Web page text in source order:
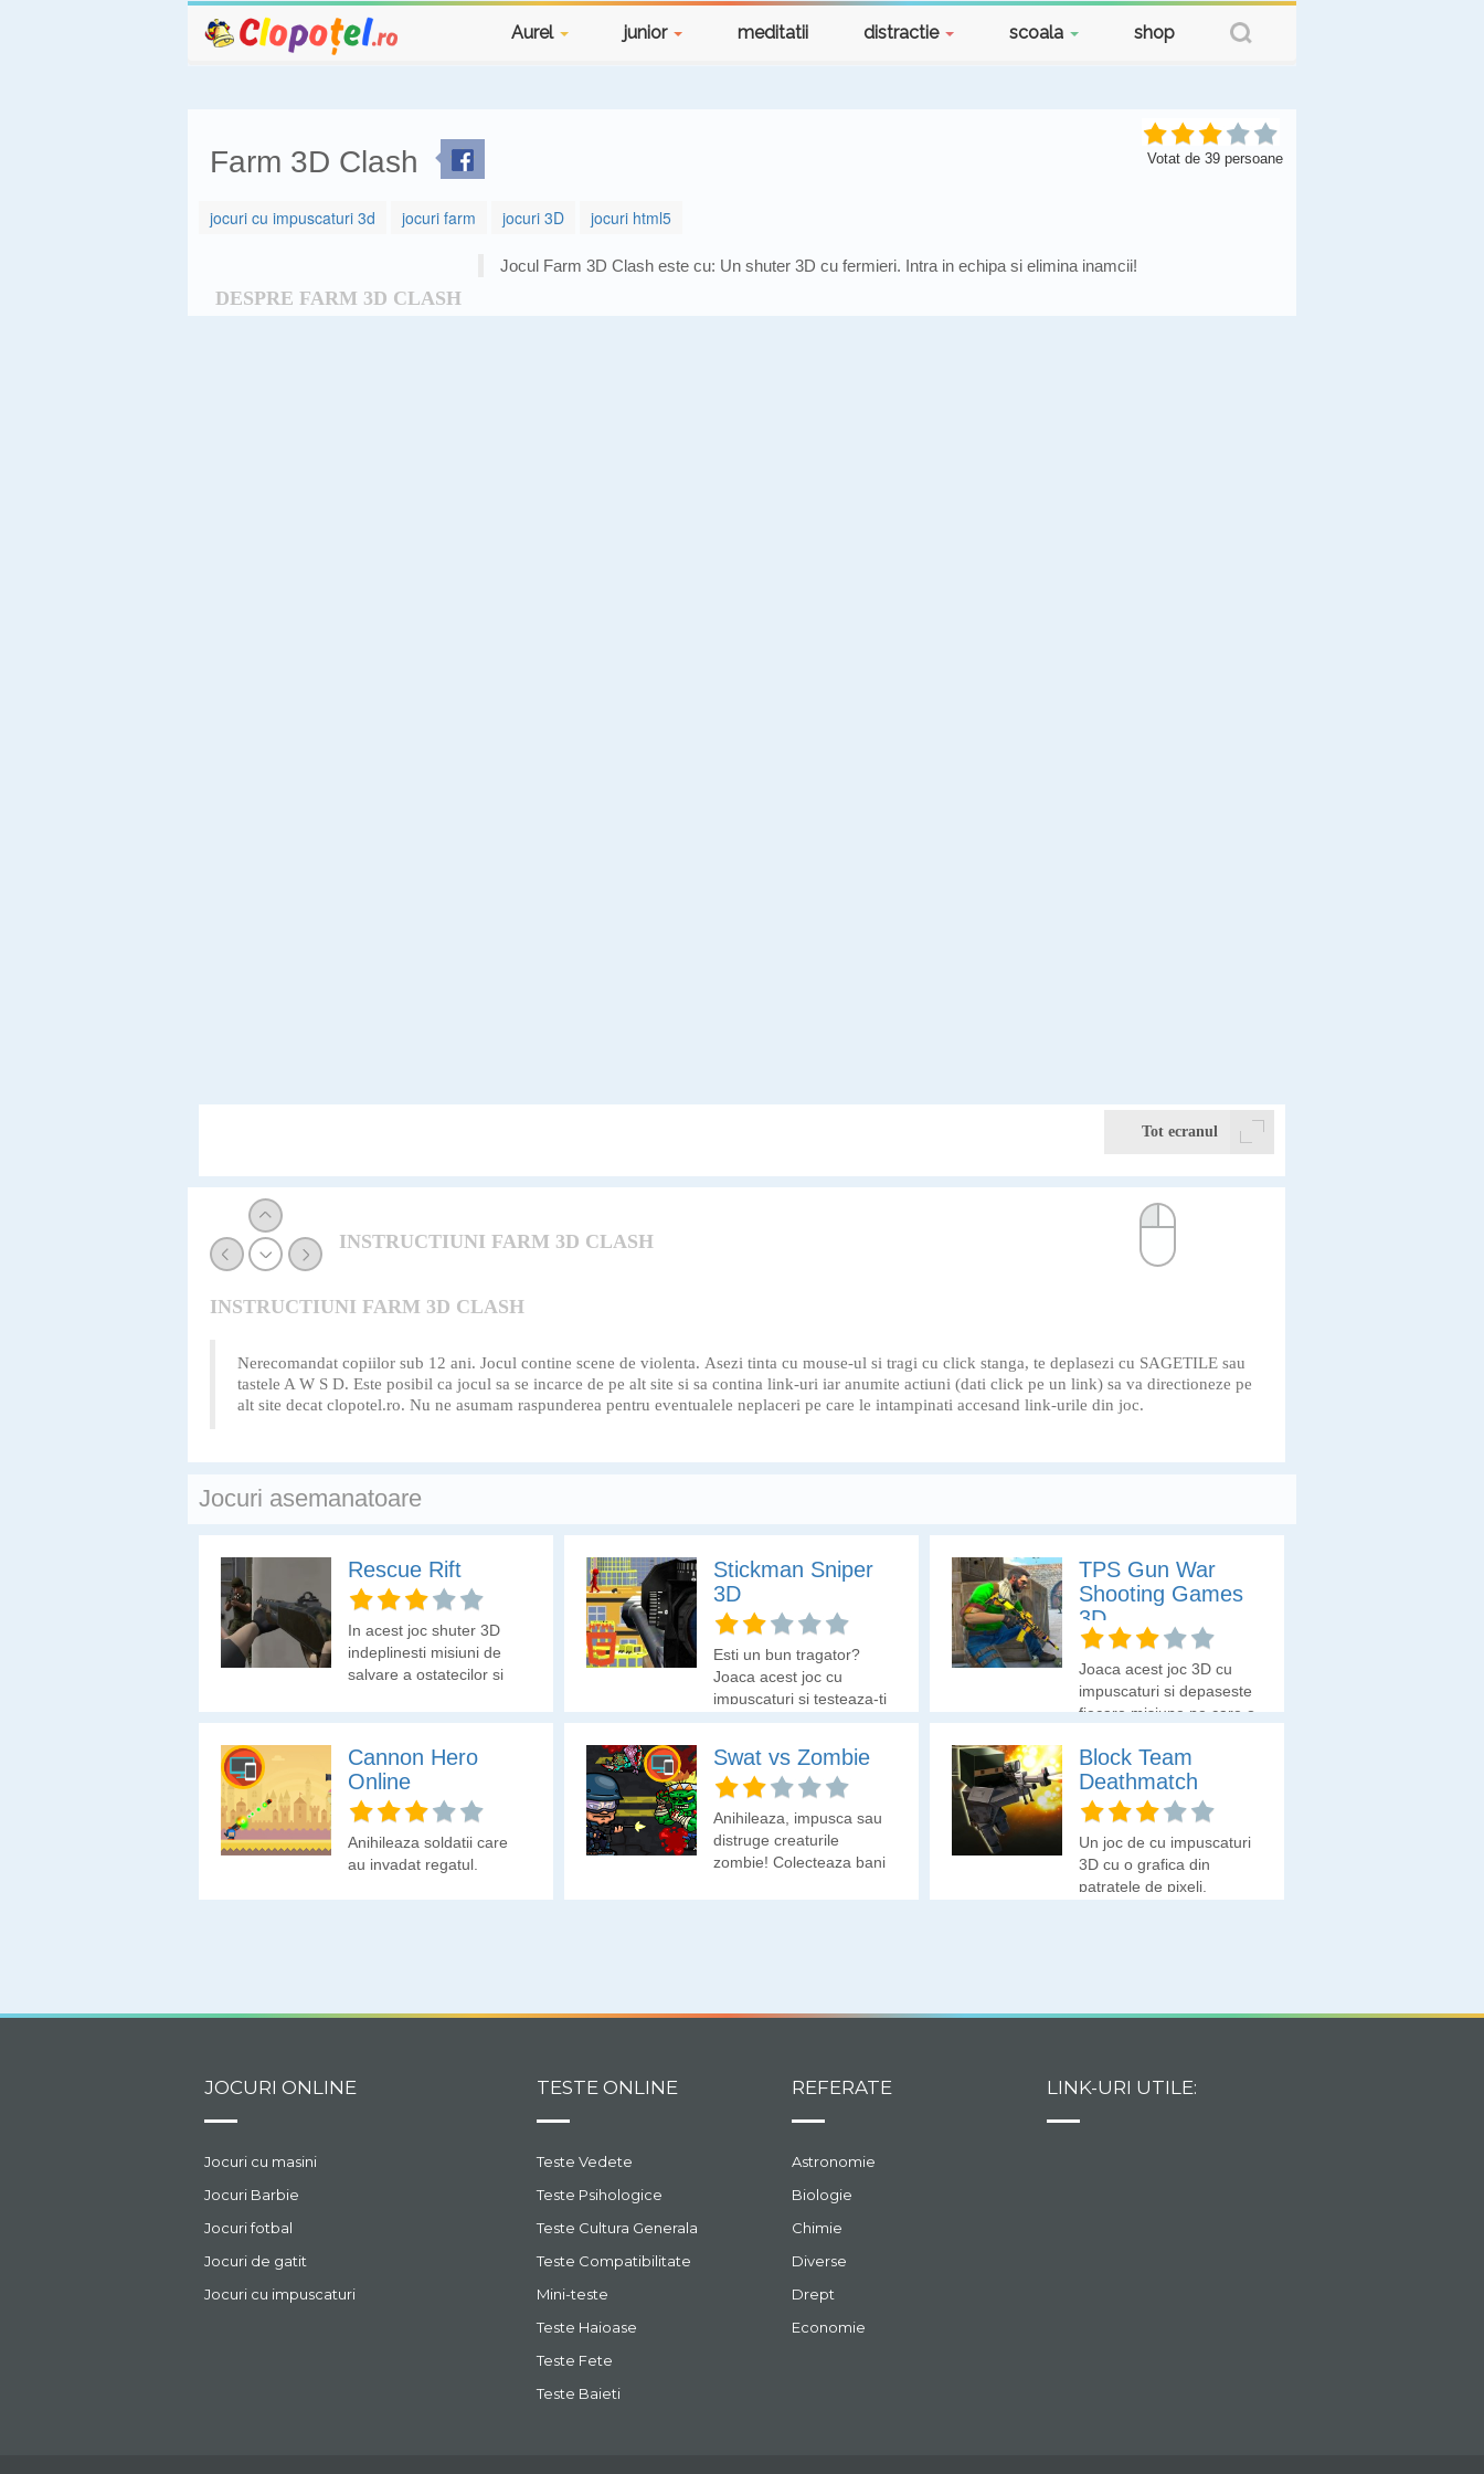
Aurel junior meditatii distractie scoala shop
Farm 3D Clash Votat de 39 persoane
jocuri cu impuscaturi 3d jocuri farm jocuri 3D jocuri html5
DESPRE FARM 3D CLASH
Jocul Farm 3D Clash este cu: Un shuter 3D cu fermieri. Intra in echipa si elimina inamcii!
Tot ecranul
INSTRUCTIUNI FARM 3D CLASH
INSTRUCTIUNI FARM 3D CLASH
Nerecomandat copiilor sub 12 ani. Jocul contine scene de violenta. Asezi tinta cu mouse-ul si tragi cu click stanga, te deplasezi cu SAGETILE sau
tastele A W S D. Este posibil ca jocul sa se incarce de pe alt site si sa contina link-uri iar anumite actiuni (dati click pe un link) sa va directioneze pe
alt site decat clopotel.ro. Nu ne asumam raspunderea pentru eventualele neplaceri pe care le intampinati accesand link-urile din joc.
Jocuri asemanatoare
Rescue Rift
In acest joc shuter 3D
indeplinesti misiuni de
salvare a ostatecilor si
Stickman Sniper
3D
Esti un bun tragator?
Joaca acest joc cu
impuscaturi si testeaza-ti
indemanarea pe
TPS Gun War
Shooting Games
3D
Joaca acest joc 3D cu
impuscaturi si depaseste
fiecare misiune pe care o
Cannon Hero
Online
Anihileaza soldatii care
au invadat regatul.
Swat vs Zombie
Anihileaza, impusca sau
distruge creaturile
zombie! Colecteaza bani
Block Team
Deathmatch
Un joc de cu impuscaturi
3D cu o grafica din
patratele de pixeli.
JOCURI ONLINE
Jocuri cu masini
Jocuri Barbie
Jocuri fotbal
Jocuri de gatit
Jocuri cu impuscaturi
TESTE ONLINE
Teste Vedete
Teste Psihologice
Teste Cultura Generala
Teste Compatibilitate
Mini-teste
Teste Haioase
Teste Fete
Teste Baieti
REFERATE
Astronomie
Biologie
Chimie
Diverse
Drept
Economie
LINK-URI UTILE: